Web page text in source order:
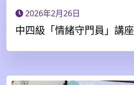
2026年2月26日
中四級「情緒守門員」講座